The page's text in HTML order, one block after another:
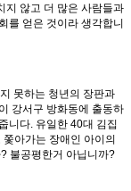
지 않고 더 많은 사람들과
를 얻은 것이라 생각합니
못하는 청년의 장판과
강서구 방화동에 출동하
니다. 유일한 40대 김집
아가는 장애인 아이의
불공평한거 아닙니까?